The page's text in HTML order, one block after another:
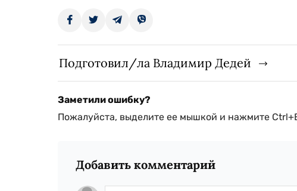
Подготовил/ла Владимир Дедей
Заметили ошибку?
Пожалуйста, выделите ее мышкой и нажмите
Добавить комментарий